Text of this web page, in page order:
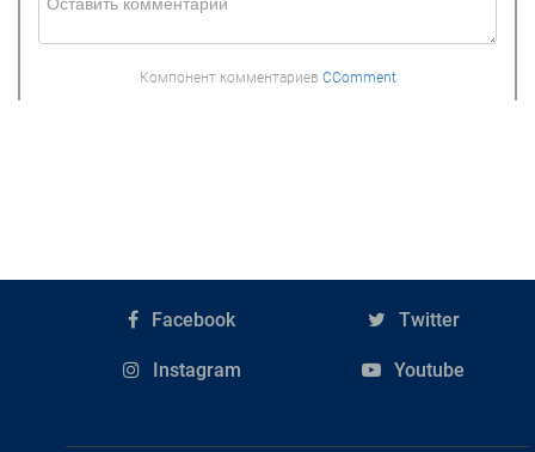
Компонент комментариев CComment
Facebook Twitter
Instagram Youtube